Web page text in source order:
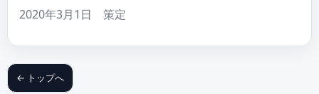
2020年3月1日 策定
← トップへ